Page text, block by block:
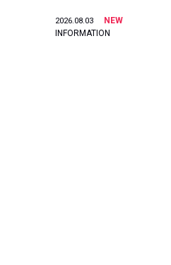
2026.08.03
NEW
INFORMATION